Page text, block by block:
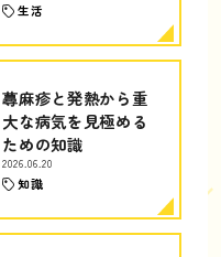
生活
蕁麻疹と発熱から重
大な病気を見極める
ための知識
2026.06.20
知識